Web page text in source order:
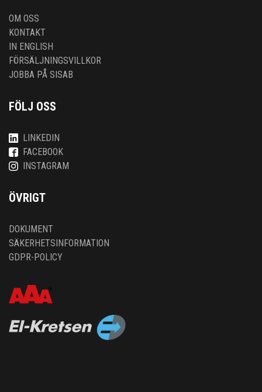
OM OSS
KONTAKT
IN ENGLISH
FÖRSÄLJNINGSVILLKOR
JOBBA PÅ SISAB
FÖLJ OSS
LINKEDIN
FACEBOOK
INSTAGRAM
ÖVRIGT
DOKUMENT
SÄKERHETSINFORMATION
GDPR-POLICY